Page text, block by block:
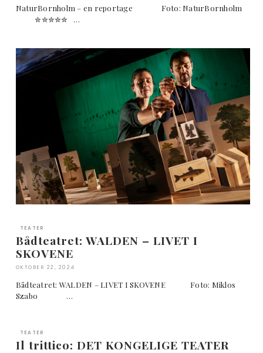
NaturBornholm – en reportage Foto: NaturBornholm
✮✮✮✮✮ …
TEATER
Bådteatret: WALDEN – LIVET I
SKOVENE
OKTOBER 22, 2024
Bådteatret: WALDEN – LIVET I SKOVENE Foto: Miklos
Szabo …
TEATER
Il trittico: DET KONGELIGE TEATER